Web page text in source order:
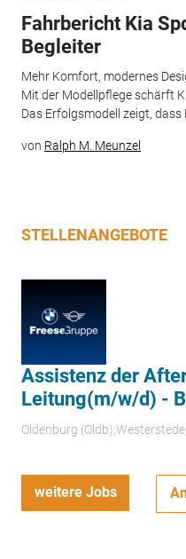
Fahrbericht Kia
Begleiter
Mehr Komfort, modernes
Mit der Modellpflege schärft
Das Erfolgsmodell zeigt,
von Ralph M. Meunzel
STELLENANGEBOTE
Assistenz der
Leitung(m/w/d) -
Oldenburg
weitere Jobs